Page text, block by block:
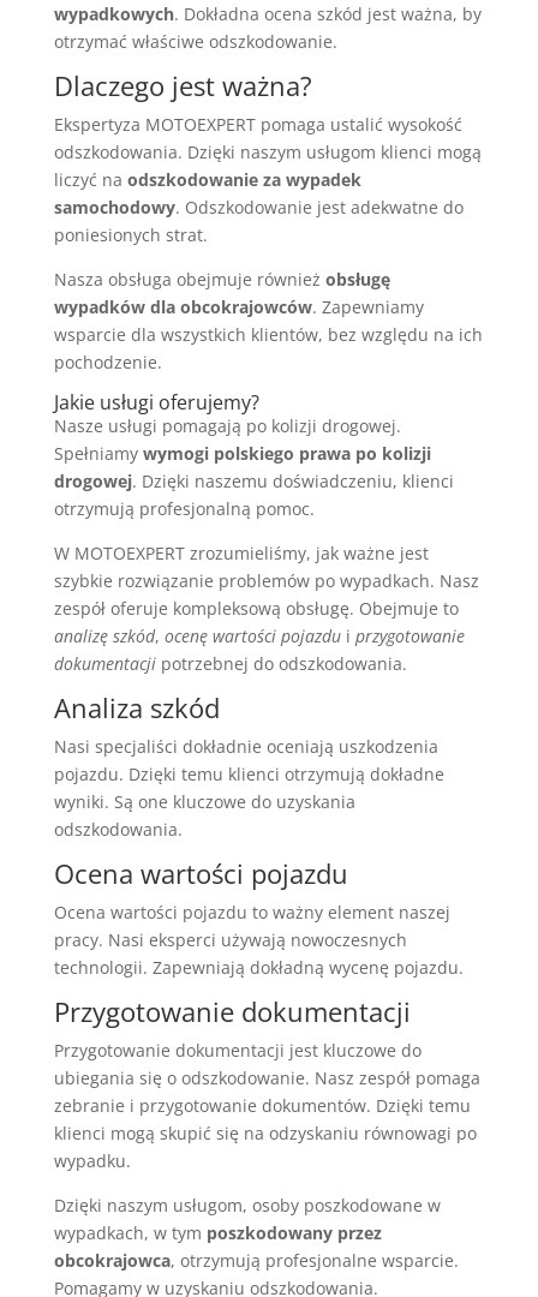
wypadkowych. Dokładna ocena szkód jest ważna, by
otrzymać właściwe odszkodowanie.
Dlaczego jest ważna?
Ekspertyza MOTOEXPERT pomaga ustalić wysokość
odszkodowania. Dzięki naszym usługom klienci mogą
liczyć na odszkodowanie za wypadek
samochodowy. Odszkodowanie jest adekwatne do
poniesionych strat.
Nasza obsługa obejmuje również obsługę
wypadków dla obcokrajowców. Zapewniamy
wsparcie dla wszystkich klientów, bez względu na ich
pochodzenie.
Jakie usługi oferujemy?
Nasze usługi pomagają po kolizji drogowej.
Spełniamy wymogi polskiego prawa po kolizji
drogowej. Dzięki naszemu doświadczeniu, klienci
otrzymują profesjonalną pomoc.
W MOTOEXPERT zrozumieliśmy, jak ważne jest
szybkie rozwiązanie problemów po wypadkach. Nasz
zespół oferuje kompleksową obsługę. Obejmuje to
analizę szkód, ocenę wartości pojazdui przygotowanie
dokumentacjipotrzebnej do odszkodowania.
Analiza szkód
Nasi specjaliści dokładnie oceniają uszkodzenia
pojazdu. Dzięki temu klienci otrzymują dokładne
wyniki. Są one kluczowe do uzyskania
odszkodowania.
Ocena wartości pojazdu
Ocena wartości pojazdu to ważny element naszej
pracy. Nasi eksperci używają nowoczesnych
technologii. Zapewniają dokładną wycenę pojazdu.
Przygotowanie dokumentacji
Przygotowanie dokumentacji jest kluczowe do
ubiegania się o odszkodowanie. Nasz zespół pomaga
zebranie i przygotowanie dokumentów. Dzięki temu
klienci mogą skupić się na odzyskaniu równowagi po
wypadku.
Dzięki naszym usługom, osoby poszkodowane w
wypadkach, w tym poszkodowany przez
obcokrajowca, otrzymują profesjonalne wsparcie.
Pomagamy w uzyskaniu odszkodowania.